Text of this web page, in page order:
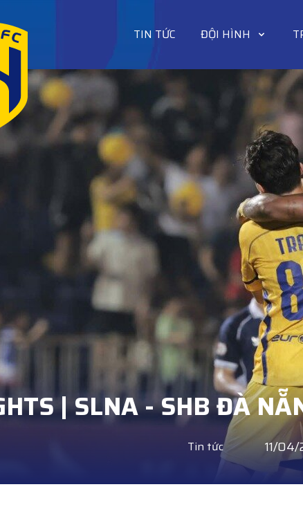
TIN TỨC ĐỘI HÌNH
| SLNA - SHB ĐÀ
Tin tức 11/